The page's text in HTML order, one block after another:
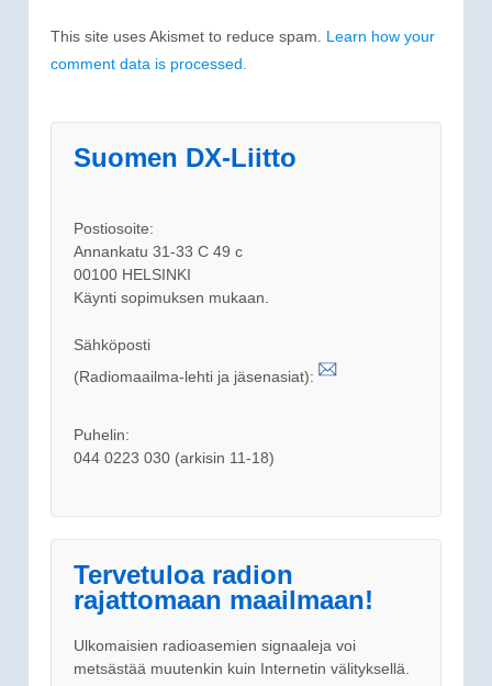
This site uses Akismet to reduce spam. Learn how your
comment data is processed.
Suomen DX-Liitto
Postiosoite:
Annankatu 31-33 C 49 c
00100 HELSINKI
Käynti sopimuksen mukaan.
Sähköposti
(Radiomaailma-lehti ja jäsenasiat):
Puhelin:
044 0223 030 (arkisin 11-18)
Tervetuloa radion
rajattomaan maailmaan!
Ulkomaisien radioasemien signaaleja voi
metsästää muutenkin kuin Internetin välityksellä.